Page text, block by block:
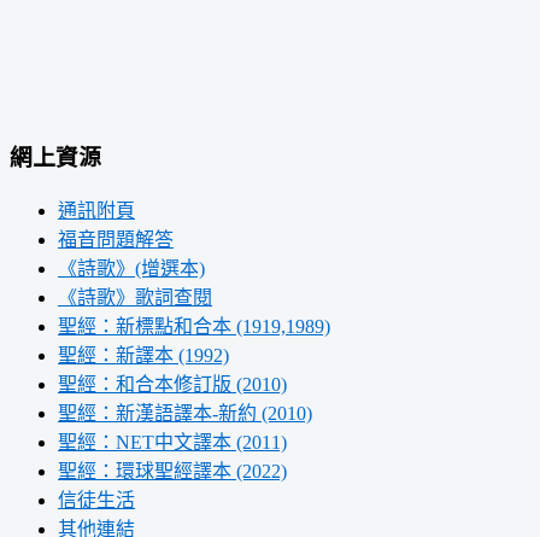
網上資源
通訊附頁
福音問題解答
《詩歌》(增選本)
《詩歌》歌詞查閱
聖經：新標點和合本 (1919,1989)
聖經：新譯本 (1992)
聖經：和合本修訂版 (2010)
聖經：新漢語譯本-新約 (2010)
聖經：NET中文譯本 (2011)
聖經：環球聖經譯本 (2022)
信徒生活
其他連結